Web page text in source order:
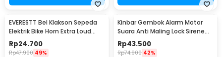
EVERESTT Bel Klakson Sepeda
Elektrik Bike Horn Extra Loud
95dB - SB-205
Rp24.700
Rp47.900 49%
Kinbar Gembok Alarm Motor
Suara Anti Maling Lock Sirene
10mm - GA14
Rp43.500
Rp74.900 42%